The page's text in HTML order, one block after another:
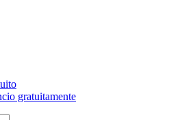
gratuitamente